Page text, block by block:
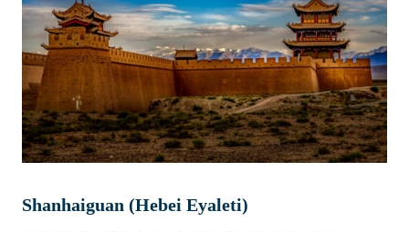
Shanhaiguan (Hebei Eyaleti)